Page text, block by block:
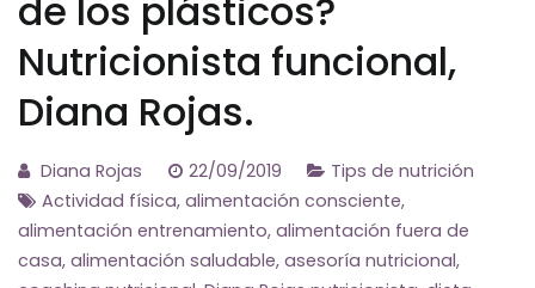
de los plásticos?
Nutricionista funcional,
Diana Rojas.
Diana Rojas 22/09/2019
Tips de nutrición
Actividad física, alimentación consciente,
alimentación entrenamiento, alimentación fuera de
casa, alimentación saludable, asesoría nutricional,